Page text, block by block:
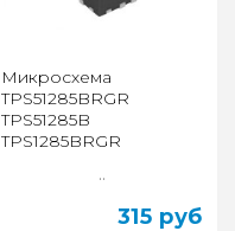
Микросхема
TPS51285BRGR
TPS51285B
TPS1285BRGR
..
315 руб